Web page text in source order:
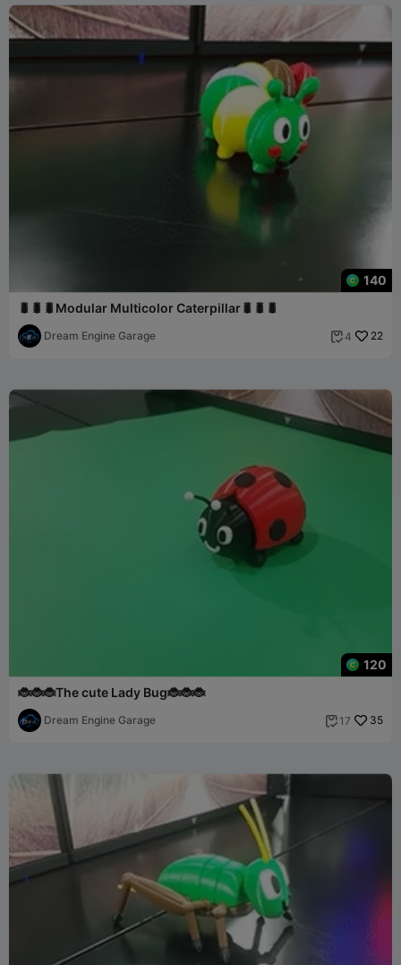
140
🐛🐛🐛Modular Multicolor Caterpillar🐛🐛🐛
Dream Engine Garage  4 22
120
🐞🐞🐞The cute Lady Bug🐞🐞🐞
Dream Engine Garage  17 35